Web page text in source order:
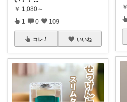
￥ 1,080～
1 0 109
コレ いいね
￥